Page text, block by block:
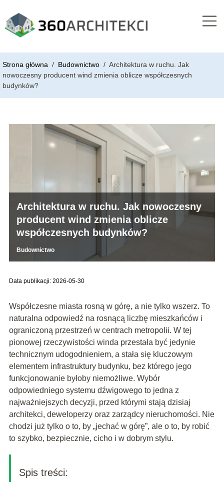
Strona główna / Budownictwo / Architektura w ruchu. Jak
nowoczesny producent wind zmienia oblicze współczesnych
budynków?
Architektura w ruchu. Jak nowoczesny
producent wind zmienia oblicze
współczesnych budynków?
Budownictwo
Data publikacji: 2026-05-30
Współczesne miasta rosną w górę, a nie tylko wszerz. To
naturalna odpowiedź na rosnącą liczbę mieszkańców i
ograniczoną przestrzeń w centrach metropolii. W tej
pionowej rzeczywistości winda przestała być jedynie
technicznym udogodnieniem, a stała się kluczowym
elementem infrastruktury budynku, bez którego jego
funkcjonowanie byłoby niemożliwe. Wybór
odpowiedniego systemu dźwigowego to jedna z
najważniejszych decyzji, przed którymi stają dzisiaj
architekci, deweloperzy oraz zarządcy nieruchomości. Nie
chodzi już tylko o to, by „jechać w górę”, ale o to, by robić
to szybko, bezpiecznie, cicho i w dobrym stylu.
Spis treści: